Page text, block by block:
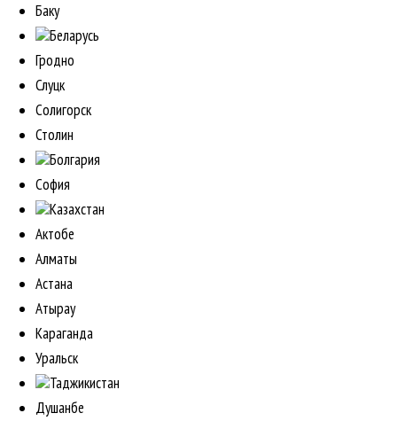
Баку
Беларусь
Гродно
Слуцк
Солигорск
Столин
Болгария
София
Казахстан
Актобе
Алматы
Астана
Атырау
Караганда
Уральск
Таджикистан
Душанбе